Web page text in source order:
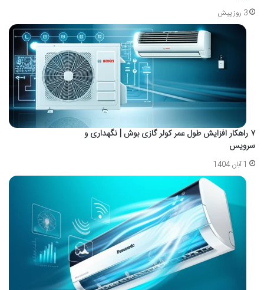
3 روز پیش
۷ راهکار افزایش طول عمر کولر گازی بوش | نگهداری و
سرویس
1 آبان 1404